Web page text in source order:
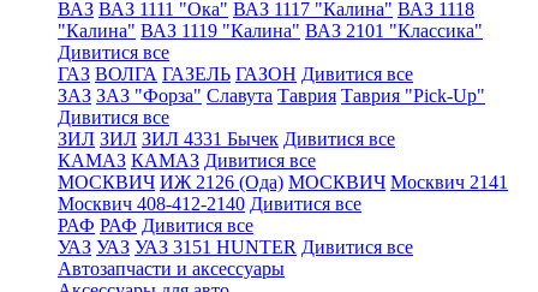
ВАЗ ВАЗ 1111 "Ока" ВАЗ 1117 "Калина" ВАЗ 1118
"Калина" ВАЗ 1119 "Калина" ВАЗ 2101 "Классика"
Дивитися все
ГАЗ ВОЛГА ГАЗЕЛЬ ГАЗОН Дивитися все
ЗАЗ ЗАЗ "Форза" Славута Таврия Таврия "Pick-Up"
Дивитися все
ЗИЛ ЗИЛ ЗИЛ 4331 Бычек Дивитися все
КАМАЗ КАМАЗ Дивитися все
МОСКВИЧ ИЖ 2126 (Ода) МОСКВИЧ Москвич 2141
Москвич 408-412-2140 Дивитися все
РАФ РАФ Дивитися все
УАЗ УАЗ УАЗ 3151 HUNTER Дивитися все
Автозапчасти и аксессуары